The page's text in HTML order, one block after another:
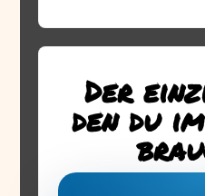
Der
den du